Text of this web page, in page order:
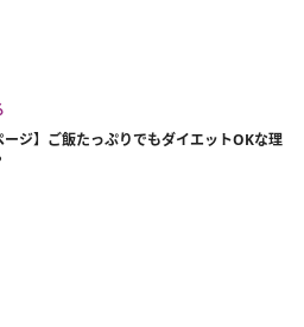
ージ】ご飯たっぷりでもダイエットOKな理